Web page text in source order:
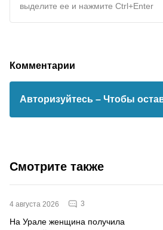
выделите ее и нажмите Ctrl+Enter
Комментарии
Авторизуйтесь – Чтобы
Смотрите также
4 августа 2026 3
На Урале женщина получила